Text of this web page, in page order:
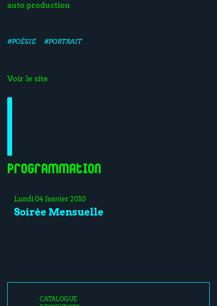
auto production
#POÉSIE #PORTRAIT
Voir le site
Programmation
Lundi 04 Janvier 2010
Soirée Mensuelle
CATALOGUE